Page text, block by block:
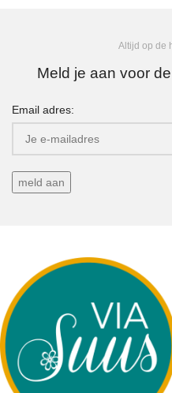
Altijd op de
Meld je aan voor
Email adres: